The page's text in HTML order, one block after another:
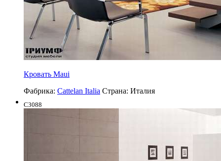
Кровать Maui
Фабрика: Cattelan Italia Страна: Италия
C3088